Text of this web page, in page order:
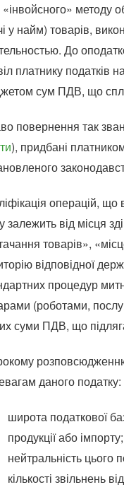
методу
у найм) товарів,
До
платнику податків
сум ПДВ, що
повернення так
), придбані
операцій, що
залежить від місця
товарів»,
відповідної
процедур
(роботами,
суми ПДВ, що
розповсюдженню
даного податку:
широта податкової
продукції або імпорту;
нейтральність цього
кількості звільнень